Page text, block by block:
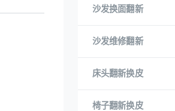
沙发换面翻新
沙发维修翻新
床头翻新换皮
椅子翻新换皮